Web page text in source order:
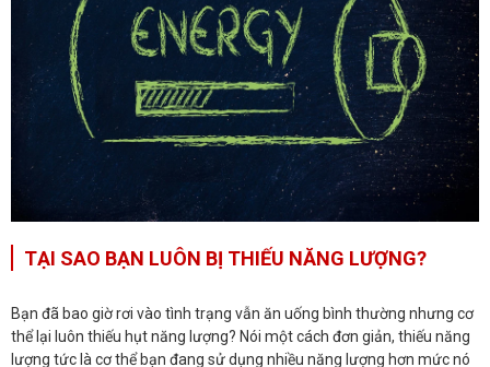
TẠI SAO BẠN LUÔN BỊ THIẾU NĂNG LƯỢNG?
Bạn đã bao giờ rơi vào tình trạng vẫn ăn uống bình thường nhưng cơ
thể lại luôn thiếu hụt năng lượng? Nói một cách đơn giản, thiếu năng
lượng tức là cơ thể bạn đang sử dụng nhiều năng lượng hơn mức nó